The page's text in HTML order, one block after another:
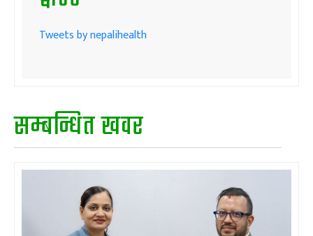
Tweets by nepalihealth
सम्बन्धित खवर